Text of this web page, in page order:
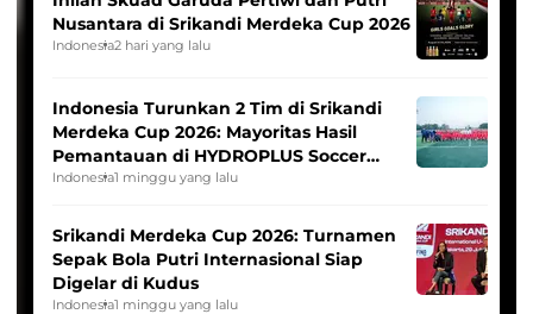
Nusantara di Srikandi Merdeka Cup 2026
Indonesia2 hari yang lalu
Indonesia Turunkan 2 Tim di Srikandi
Merdeka Cup 2026: Mayoritas Hasil
Pemantauan di HYDROPLUS Soccer
League
Indonesia1 minggu yang lalu
Srikandi Merdeka Cup 2026: Turnamen
Sepak Bola Putri Internasional Siap
Digelar di Kudus
Indonesia1 minggu yang lalu